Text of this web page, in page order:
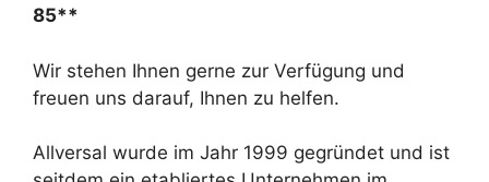
85**
Wir stehen Ihnen gerne zur Verfügung und
freuen uns darauf, Ihnen zu helfen.
Allversal wurde im Jahr 1999 gegründet und ist